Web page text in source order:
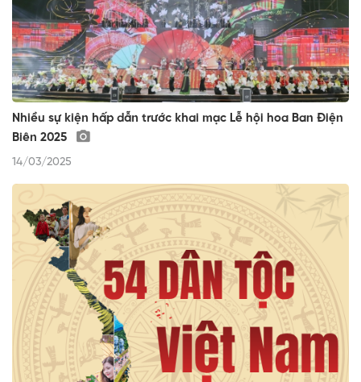
Nhiều sự kiện hấp dẫn trước khai mạc Lễ hội hoa Ban Điện
Biên 2025
14/03/2025